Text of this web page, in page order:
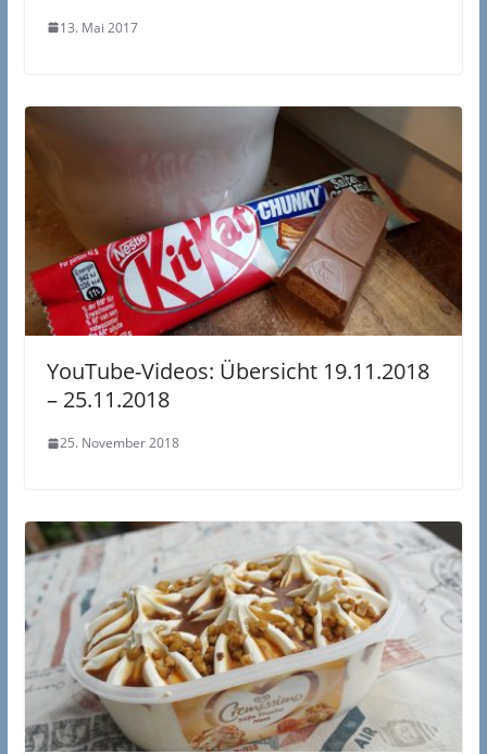
13. Mai 2017
YouTube-Videos: Übersicht 19.11.2018
– 25.11.2018
25. November 2018